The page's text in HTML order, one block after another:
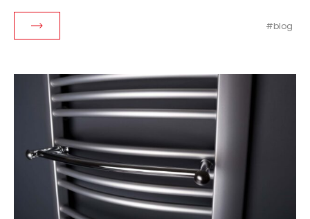
Czytaj dalej blog